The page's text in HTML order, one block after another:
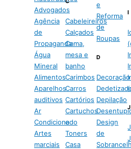
Advogados
Agência
de
Propaganda
Água
Mineral
Alimentos
Aparelhos
auditivos
Ar
Condicionado
Artes
marciais
Cabeleireiros
Calçados
Cama,
mesa e
banho
Carimbos
Carros
Cartórios
Cartuchos
e
Toners
Casa
e
Reforma
de
Roupas
D
Decoração
Depilação
Design
de
I
J